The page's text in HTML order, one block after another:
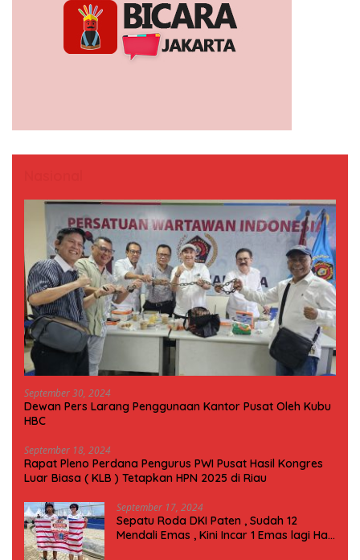
September 30, 2024
Dewan Pers Larang Penggunaan Kantor Pusat Oleh Kubu
HBC
September 18, 2024
Rapat Pleno Perdana Pengurus PWI Pusat Hasil Kongres
Luar Biasa ( KLB ) Tetapkan HPN 2025 di Riau
September 17, 2024
Sepatu Roda DKI Paten , Sudah 12
Mendali Emas , Kini Incar 1 Emas lagi Hari